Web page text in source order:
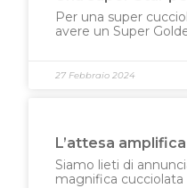
Per una super
avere un Super
27 Febbraio 2024
L’attesa
Siamo lieti di
magnifica